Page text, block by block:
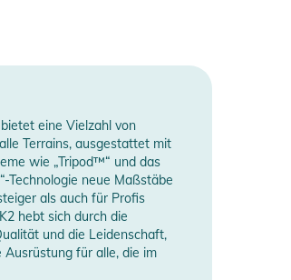
eine Vielzahl von
Terrains, ausgestattet mit
wie „Tripod™“ und das
Technologie neue Maßstäbe
als auch für Profis
hebt sich durch die
und die Leidenschaft,
für alle, die im